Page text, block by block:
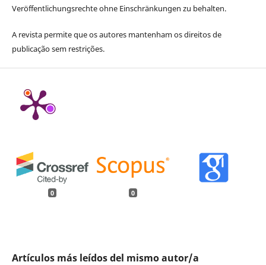
Veröffentlichungsrechte ohne Einschränkungen zu behalten.
A revista permite que os autores mantenham os direitos de
publicação sem restrições.
0 0
Artículos más leídos del mismo autor/a